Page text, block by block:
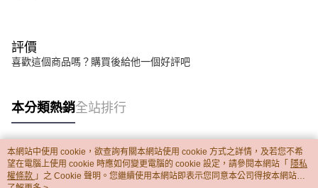
評價
喜歡這個商品嗎？購買後給他一個好評吧
本分類熱銷全站排行
熱門標籤
本網站中使用 cookie，欲查詢有關本網站使用 cookie 方式之詳情，及若您不希
望在電腦上使用 cookie 時應如何變更電腦的 cookie 設定，請參閱本網站「 隱私
權條款 」之 Cookie 聲明。您繼續使用本網站即表示您同意本公司得按本網站使